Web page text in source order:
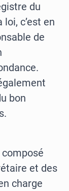
du
c’est en
de
bon
et des
charge